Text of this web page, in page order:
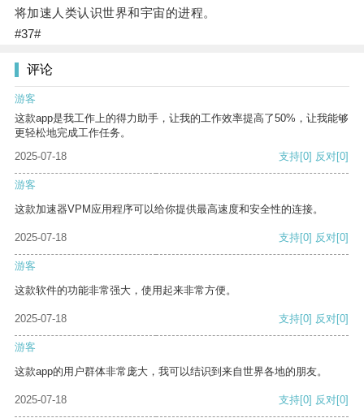
将加速人类认识世界和宇宙的进程。
#37#
评论
游客
这款app是我工作上的得力助手，让我的工作效率提高了50%，让我能够
更轻松地完成工作任务。
2025-07-18
支持[0] 反对[0]
游客
这款加速器VPM应用程序可以给你提供最高速度和安全性的连接。
2025-07-18 支持[0] 反对[0]
游客
这款软件的功能非常强大，使用起来非常方便。
2025-07-18 支持[0] 反对[0]
游客
这款app的用户群体非常庞大，我可以结识到来自世界各地的朋友。
2025-07-18 支持[0] 反对[0]